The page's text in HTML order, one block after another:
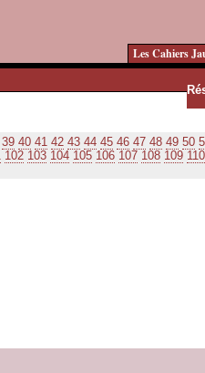
Les Cahiers
39 40 41 42 43 44 45 46 47 48 49 50
102 103 104 105 106 107 108 109 110